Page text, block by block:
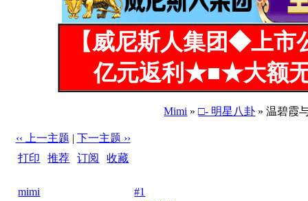
【威尼斯人集团◆上
亿元返利★■★大额
Mimi »□- 明星八卦 » 温碧霞
‹‹ 上一主题 | 下一主题 ››
打印 |推荐 |订阅 |收藏
mimi
#1